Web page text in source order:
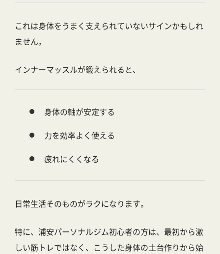
これは身体をうまく支えられていないサインかもしれ
ません。
インナーマッスルが鍛えられると、
身体の軸が安定する
力を効率よく使える
疲れにくくなる
日常生活そのものがラクになります。
特に、 浦安パーソナルジム初心者の方は、最初から激
しい筋トレではなく、こうした身体の土台作りから始